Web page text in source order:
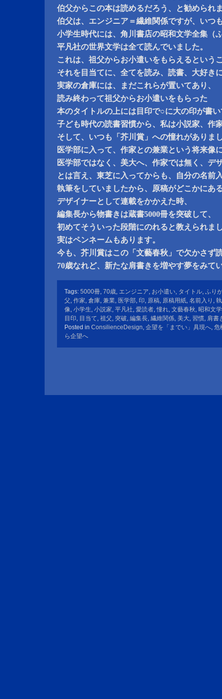
伯父からこの本は読めるだろう、と勧められ
伯父は、エンジニア＝繊維関係ですが、いつ
小学生時代には、角川書店の昭和文学全集（
平凡社の世界文学は全て読んでいました。
これは、祖父からお小遣いをもらえるという
それを目当てに、全てを読み、読書、大好き
実家の倉庫には、まだこれらが置いてあり、
読み終わって祖父からお小遣いをもらった
本のタイトルの上には目印で○に大の印が書
子ども時代の読書習慣から、私は小説家、作
そして、いつも「芥川賞」への憧れがありま
医学部に入って、作家との兼業という将来像
医学部ではなく、美大へ、作家では無く、デ
とは言え、東芝に入ってからも、自分の名前
執筆をしていましたから、原稿がどこかにあ
デザイナーとして連載をかかえた時、
編集長から物書きは蔵書5000冊を突破して、
初めてそういった段階にのれると教えられま
実はペンネームもあります。
今も、芥川賞はこの「文藝春秋」で欠かさず
70歳なれど、新たな肩書きを増やす夢をみて
Tags: 5000冊, 70歳, エンジニア, お小遣い, タイトル, ふり
父, 作家, 倉庫, 兼業, 医学部, 印, 原稿, 原稿用紙, 名前入り ,
像, 小学生, 小説家, 平凡社, 愛読者,憧れ, 文藝春秋, 昭和文
目印, 目当て, 祖父, 突破, 編集長, 繊維関係, 美大, 習慣, 肩書
Posted in ConsilienceDesign, 企望を「までい」具現へ, 危
ら企望へ